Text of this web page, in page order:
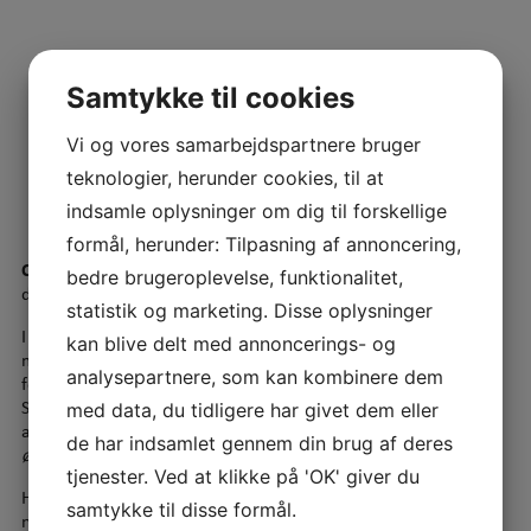
Cirkulær nedrivninghandler om at genbruge materialerne til
det formål, de var tiltænkt – i så stort omfang som muligt.
I de tilfælde hvor direkte genbrug ikke er muligt, bør
materialerne genanvendes til lignende eller beslægtede
formål, så vi ikke høster af jordens ressourcer uden grund.
Samtidig skal denne proces helst ske på stedet med henblik på
at minimere CO2-aftrykket. Det er det vi kalder cirkulær
økonomi.
Hvis en bygning nedrives til fordel for en ny, kan cirkulær
nedrivning opnås ved, at beton knuses på stedet og indgår i
Samtykke til cookies
Vi og vores samarbejdspartnere bruger
teknologier, herunder cookies, til at
indsamle oplysninger om dig til forskellige
formål, herunder: Tilpasning af annoncering,
bedre brugeroplevelse, funktionalitet,
statistik og marketing. Disse oplysninger
kan blive delt med annoncerings- og
analysepartnere, som kan kombinere dem
med data, du tidligere har givet dem eller
de har indsamlet gennem din brug af deres
tjenester. Ved at klikke på 'OK' giver du
samtykke til disse formål.